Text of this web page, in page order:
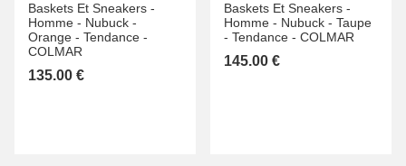
Baskets Et Sneakers -
Homme - Nubuck -
Orange - Tendance -
COLMAR
135.00 €
Baskets Et Sneakers -
Homme - Nubuck - Taupe
- Tendance - COLMAR
145.00 €